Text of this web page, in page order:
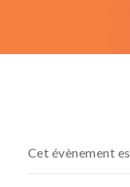
Cet évènement